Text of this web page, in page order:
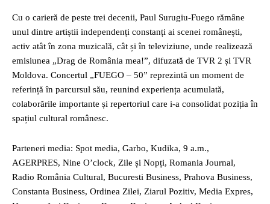
Cu o carieră de peste trei decenii, Paul Surugiu-Fuego rămâne
unul dintre artiștii independenți constanți ai scenei românești,
activ atât în zona muzicală, cât și în televiziune, unde realizează
emisiunea „Drag de România mea!”, difuzată de TVR 2 și TVR
Moldova. Concertul „FUEGO – 50” reprezintă un moment de
referință în parcursul său, reunind experiența acumulată,
colaborările importante și repertoriul care i-a consolidat poziția în
spațiul cultural românesc.
Parteneri media: Spot media, Garbo, Kudika, 9 a.m.,
AGERPRES, Nine O’clock, Zile și Nopți, Romania Journal,
Radio România Cultural, Bucuresti Business, Prahova Business,
Constanta Business, Ordinea Zilei, Ziarul Pozitiv, Media Expres,